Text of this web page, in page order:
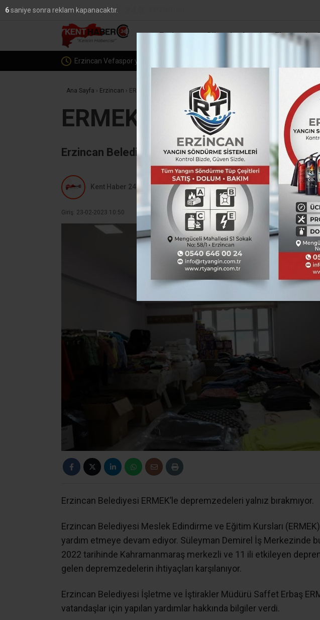
YAZARLAR
Erzincan Güncel Asayiş Ekonomi
Erzincan Vefaspor yönetiminden PGL’ye katılmama kararı
Ana Sayfa › Erzincan › ERMEK, depremzedelerin ihtiyaçları karşılanıyor
ERMEK,
Erzincan Belediyesi ERMEK’le depremzedeleri
Kent Haber 24
Giriş: 23-02-2023 10:50
Erzincan Belediyesi ERMEK’le depremzedeleri yalnız bırakmıyor.
Erzincan Belediyesi Meslek Edindirme ve Eğitim Kursları
yardım etmeye devam ediyor. Süleyman Demirel İş Merkezinde
2022 tarihinde Kahramanmaraş merkezli ve 11 ili etkileyen
gelen depremzedelerin ihtiyaçları karşılanıyor.
Erzincan Belediyesi İşletme ve İştirakler Müdürü Saffet Erbaş
vatandaşlar için yapılan yardımlar hakkında bilgiler verdi.
5saniye sonra reklam kapanacaktır.